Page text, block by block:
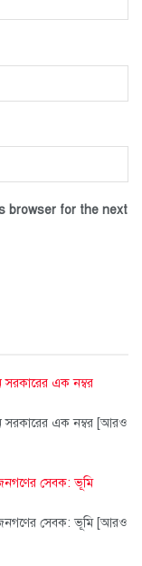
browser for the next
সরকারের এক নম্বর
সরকারের এক নম্বর [আরও
সেবক: ভূমি
সেবক: ভূমি [আরও